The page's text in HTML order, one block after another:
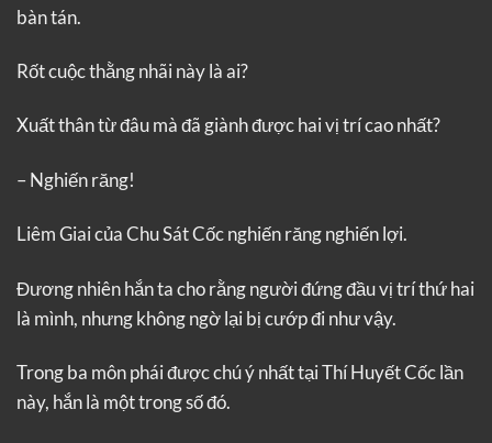
bàn tán.
Rốt cuộc thằng nhãi này là ai?
Xuất thân từ đâu mà đã giành được hai vị trí cao nhất?
– Nghiến răng!
Liêm Giai của Chu Sát Cốc nghiến răng nghiến lợi.
Đương nhiên hắn ta cho rằng người đứng đầu vị trí thứ hai
là mình, nhưng không ngờ lại bị cướp đi như vậy.
Trong ba môn phái được chú ý nhất tại Thí Huyết Cốc lần
này, hắn là một trong số đó.